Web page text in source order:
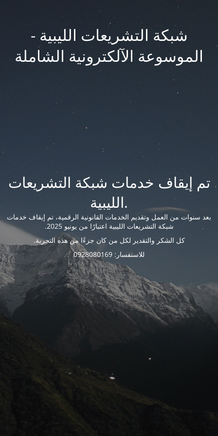
شبكة التشريعات الليبية -
الموسوعة الآلكترونية الشاملة
تم إيقاف خدمات شبكة التشريعات
الليبية.
بعد سنوات من العمل وتقديم الخدمات القانونية الرقمية، تم إيقاف خدمات
شبكة التشريعات الليبية اعتبارًا من يونيو 2025.
كل الشكر والتقدير لكل من كان جزءًا من هذه التجربة.
للاستفسار: 0928080169